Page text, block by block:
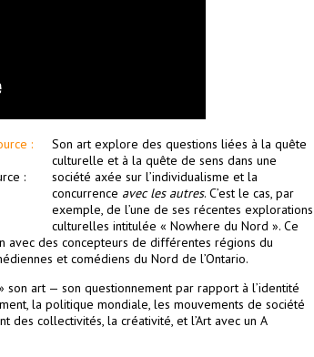
:
Son art explore des questions liées à la quête
culturelle et à la quête de sens dans une
société axée sur l’individualisme et la
concurrence avec les autres. C’est le cas, par
exemple, de l’une de ses récentes explorations
culturelles intitulée « Nowhere du Nord ». Ce
avec des concepteurs de différentes régions du
et comédiens du Nord de l’Ontario.
son art — son questionnement par rapport à l’identité
la politique mondiale, les mouvements de société
des collectivités, la créativité, et l’Art avec un A